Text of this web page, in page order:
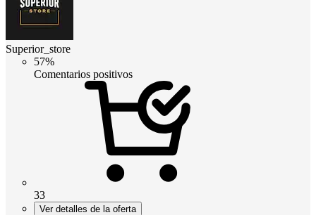
Superior_store
57%
Comentarios positivos
33
Ver detalles de la oferta